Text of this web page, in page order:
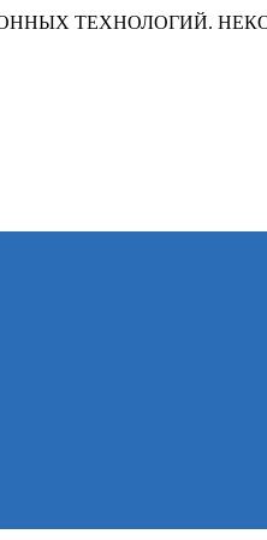
ТЕХНОЛОГИЙ.